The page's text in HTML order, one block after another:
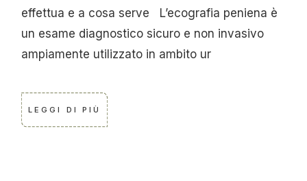
effettua e a cosa serve L’ecografia peniena è
un esame diagnostico sicuro e non invasivo
ampiamente utilizzato in ambito ur
LEGGI DI PIÙ